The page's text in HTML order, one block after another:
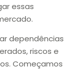
essas
dependências
riscos e
Começamos